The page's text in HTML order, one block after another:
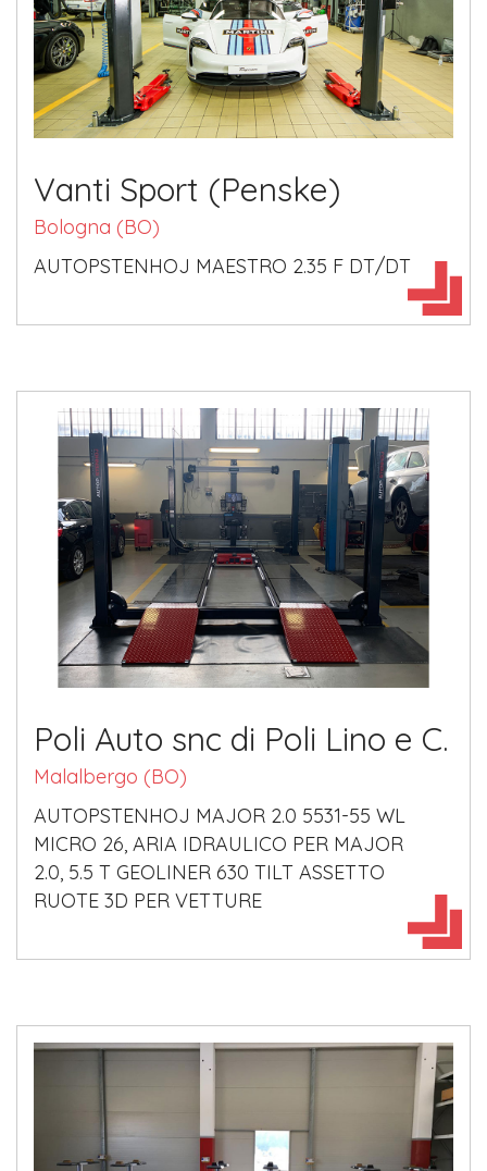
Vanti Sport (Penske)
Bologna (BO)
AUTOPSTENHOJ MAESTRO 2.35 F DT/DT
Poli Auto snc di Poli Lino e C.
Malalbergo (BO)
AUTOPSTENHOJ MAJOR 2.0 5531-55 WL
MICRO 26, ARIA IDRAULICO PER MAJOR
2.0, 5.5 T GEOLINER 630 TILT ASSETTO
RUOTE 3D PER VETTURE